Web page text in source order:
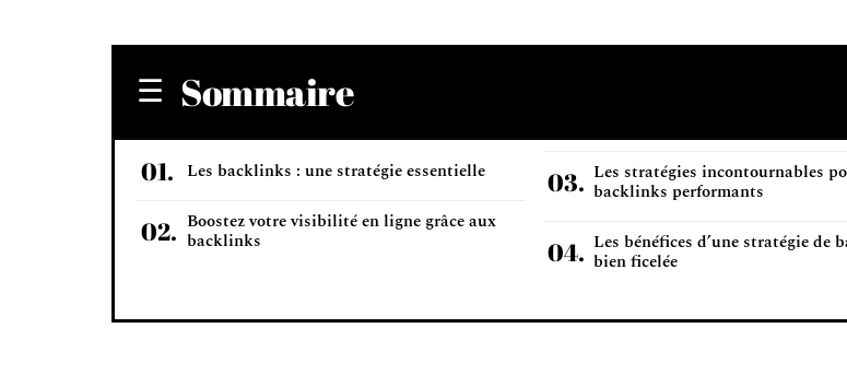
Sommaire
Les backlinks : une stratégie essentielle
Boostez votre visibilité en ligne grâce aux
backlinks
Les stratégies incontournables
backlinks performants
Les bénéfices d’une stratégie de
bien ficelée